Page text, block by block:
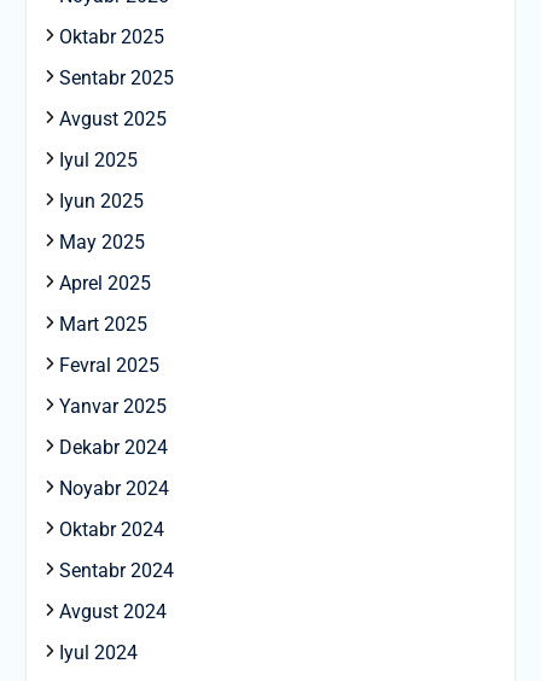
Oktabr 2025
Sentabr 2025
Avgust 2025
Iyul 2025
Iyun 2025
May 2025
Aprel 2025
Mart 2025
Fevral 2025
Yanvar 2025
Dekabr 2024
Noyabr 2024
Oktabr 2024
Sentabr 2024
Avgust 2024
Iyul 2024